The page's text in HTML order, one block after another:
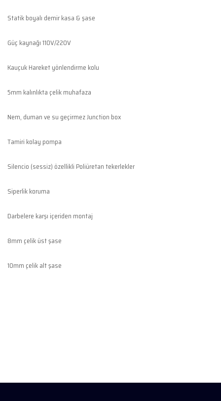
Statik boyalı demir kasa & şase
Güç kaynağı 110V/220V
Kauçuk Hareket yönlendirme kolu
5mm kalınlıkta çelik muhafaza
Nem, duman ve su geçirmez Junction box
Tamiri kolay pompa
Silencio (sessiz) özellikli Poliüretan tekerlekler
Siperlik koruma
Darbelere karşı içeriden montaj
8mm çelik üst şase
10mm çelik alt şase